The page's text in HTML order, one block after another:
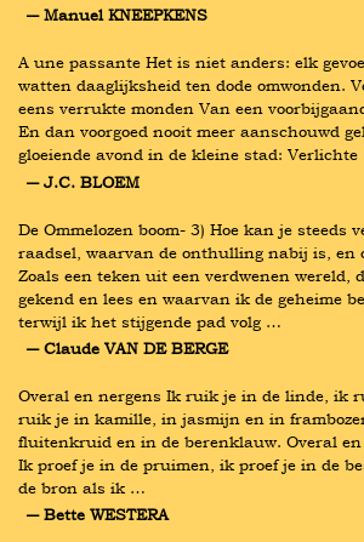
― Manuel KNEEPKENS
A une passante Het is niet anders: elk
watten daaglijksheid ten dode omwonden.
eens verrukte monden Van een
En dan voorgoed nooit meer aanschouwd
gloeiende avond in de kleine stad:
― J.C. BLOEM
De Ommelozen boom- 3) Hoe kan je steeds
raadsel, waarvan de onthulling nabij is, en
Zoals een teken uit een verdwenen wereld,
gekend en lees en waarvan ik de geheime
terwijl ik het stijgende pad volg …
― Claude VAN DE BERGE
Overal en nergens Ik ruik je in de linde, ik
ruik je in kamille, in jasmijn en in
fluitenkruid en in de berenklauw. Overal
Ik proef je in de pruimen, ik proef je in de
de bron als ik …
― Bette WESTERA